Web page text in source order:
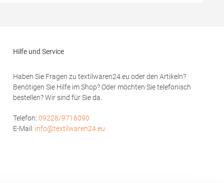
textil.de
Hilfe und Service
Haben Sie Fragen zu textilwaren24.eu oder den Artikeln?
Benötigen Sie Hilfe im Shop? Oder möchten Sie telefonisch
bestellen? Wir sind für Sie da.
Telefon: 09228/9716090
E-Mail: info@textilwaren24.eu